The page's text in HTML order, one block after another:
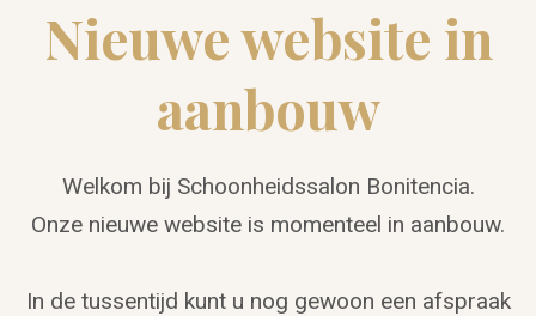
Nieuwe website in
aanbouw
Welkom bij Schoonheidssalon Bonitencia.
Onze nieuwe website is momenteel in aanbouw.
In de tussentijd kunt u nog gewoon een afspraak